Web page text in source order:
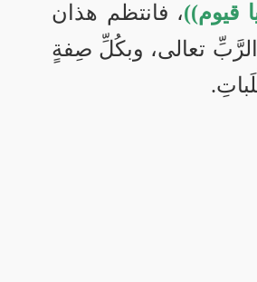
قيوم))، فانتظم هذان
تعالى، وبكُلِّ صِفةٍ